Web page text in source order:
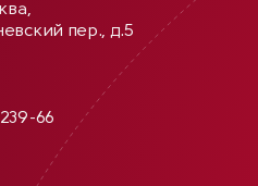
пер., д.5
66